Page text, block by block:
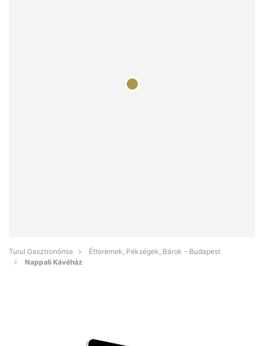
Turul Gasztronómia
Étteremek, Pékségek, Bárok - Budapest
Nappali Kávéház